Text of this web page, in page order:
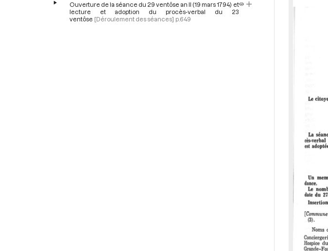
Ouverture de la séance du 29 ventôse an II (19 mars 1794) et
lecture et adoption du procès-verbal du 23
ventôse [Déroulement des séances] p.649